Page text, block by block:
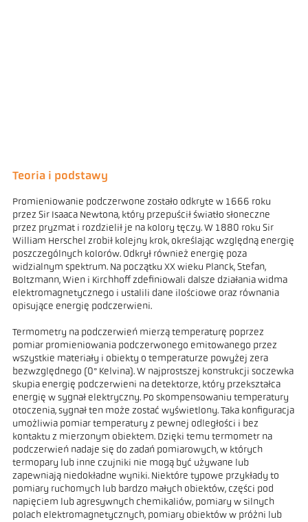
Teoria i podstawy
Promieniowanie podczerwone zostało odkryte w 1666 roku
przez Sir Isaaca Newtona, który przepuścił światło słoneczne
przez pryzmat i rozdzielił je na kolory tęczy. W 1880 roku Sir
William Herschel zrobił kolejny krok, określając względną energię
poszczególnych kolorów. Odkrył również energię poza
widzialnym spektrum. Na początku XX wieku Planck, Stefan,
Boltzmann, Wien i Kirchhoff zdefiniowali dalsze działania widma
elektromagnetycznego i ustalili dane ilościowe oraz równania
opisujące energię podczerwieni.
Termometry na podczerwień mierzą temperaturę poprzez
pomiar promieniowania podczerwonego emitowanego przez
wszystkie materiały i obiekty o temperaturze powyżej zera
bezwzględnego (0° Kelvina). W najprostszej konstrukcji soczewka
skupia energię podczerwieni na detektorze, który przekształca
energię w sygnał elektryczny. Po skompensowaniu temperatury
otoczenia, sygnał ten może zostać wyświetlony. Taka konfiguracja
umożliwia pomiar temperatury z pewnej odległości i bez
kontaktu z mierzonym obiektem. Dzięki temu termometr na
podczerwień nadaje się do zadań pomiarowych, w których
termopary lub inne czujniki nie mogą być używane lub
zapewniają niedokładne wyniki. Niektóre typowe przykłady to
pomiary ruchomych lub bardzo małych obiektów, części pod
napięciem lub agresywnych chemikaliów, pomiary w silnych
polach elektromagnetycznych, pomiary obiektów w próżni lub